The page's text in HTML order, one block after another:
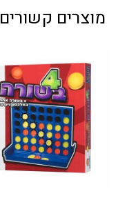
מוצרים קשורים